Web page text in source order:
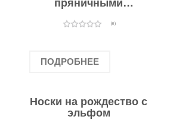
пряничными
(0)
ПОДРОБНЕЕ
Носки на рождество с
эльфом